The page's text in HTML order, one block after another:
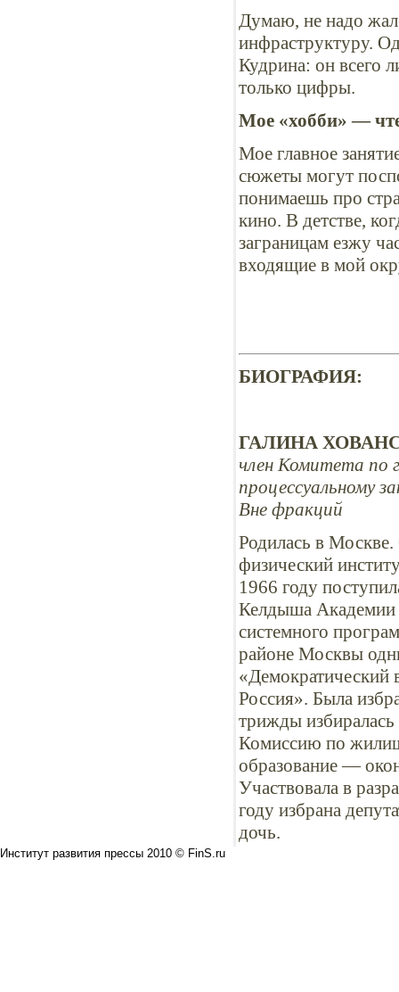
Думаю, не надо
инфраструктуру.
Кудрина: он всего
только цифры.
Мое «хобби» —
Мое главное
сюжеты могут
понимаешь про
кино. В детстве,
заграницам езжу
входящие в мой
БИОГРАФИЯ:
ГАЛИНА
член Комитета по
процессуальному
Вне фракций
Родилась в
физический
1966 году
Келдыша Академии
системного
районе Москвы
«Демократический
Россия». Была
трижды
Комиссию по
образование —
Участвовала в
году избрана
дочь.
Институт развития прессы 2010 © FinS.ru